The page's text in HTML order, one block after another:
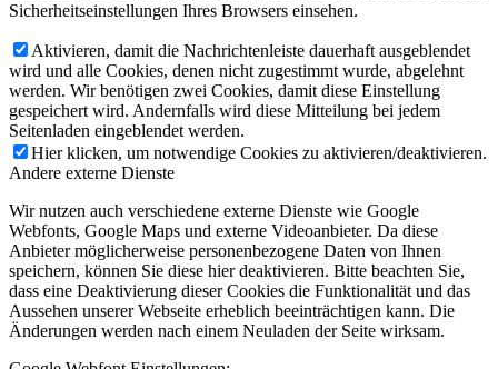
Sicherheitseinstellungen Ihres Browsers einsehen.
Aktivieren, damit die Nachrichtenleiste dauerhaft ausgeblendet
wird und alle Cookies, denen nicht zugestimmt wurde, abgelehnt
werden. Wir benötigen zwei Cookies, damit diese Einstellung
gespeichert wird. Andernfalls wird diese Mitteilung bei jedem
Seitenladen eingeblendet werden.
Hier klicken, um notwendige Cookies zu aktivieren/deaktivieren.
Andere externe Dienste
Wir nutzen auch verschiedene externe Dienste wie Google
Webfonts, Google Maps und externe Videoanbieter. Da diese
Anbieter möglicherweise personenbezogene Daten von Ihnen
speichern, können Sie diese hier deaktivieren. Bitte beachten Sie,
dass eine Deaktivierung dieser Cookies die Funktionalität und das
Aussehen unserer Webseite erheblich beeinträchtigen kann. Die
Änderungen werden nach einem Neuladen der Seite wirksam.